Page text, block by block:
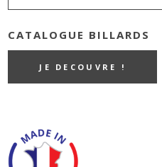
CATALOGUE BILLARDS
JE DECOUVRE !